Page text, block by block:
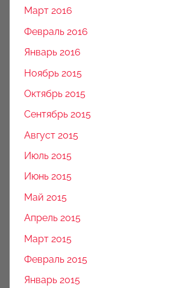
Март 2016
Февраль 2016
Январь 2016
Ноябрь 2015
Октябрь 2015
Сентябрь 2015
Август 2015
Июль 2015
Июнь 2015
Май 2015
Апрель 2015
Март 2015
Февраль 2015
Январь 2015